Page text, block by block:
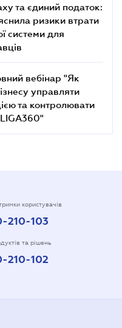
та єдиний податок:
ризики втрати
системи для
вебінар "Як
управляти
та контролювати
користувачів
210-103
та рішень
210-102